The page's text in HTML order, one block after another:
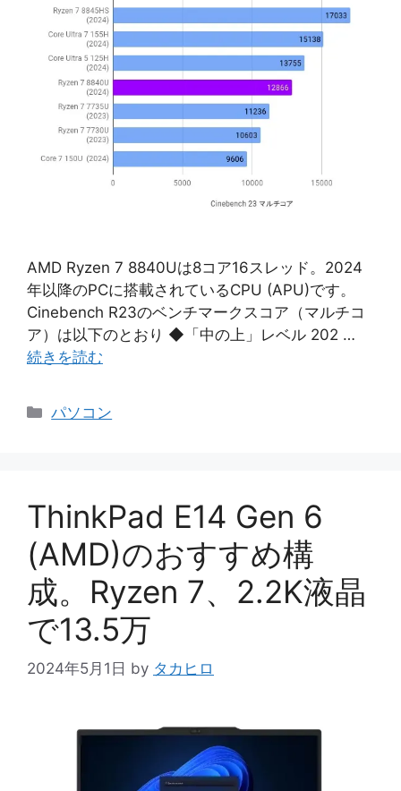
AMD Ryzen 7 8840Uは8コア16スレッド。2024
年以降のPCに搭載されているCPU (APU)です。
Cinebench R23のベンチマークスコア（マルチコ
ア）は以下のとおり ◆「中の上」レベル 202 …
続きを読む
カ
パソコン
ThinkPad E14 Gen 6
(AMD)のおすすめ構
成。Ryzen 7、2.2K液晶
で13.5万
2024年5月1日 by タカヒロ